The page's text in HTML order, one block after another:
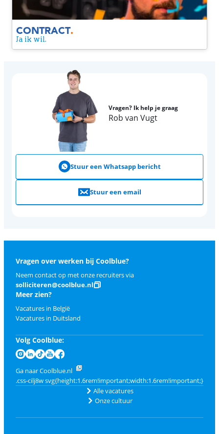
CONTRACT.
Ja ik wil.
Vragen? Ik help je graag
Rob van Vugt
Stuur een Whatsapp bericht
Stuur een email
Vragen over werken bij Coolblue?
Neem contact op met onze recruiters via
solliciteren@coolblue.nl
Meer zien?
Vacatures in België
Vacatures in Duitsland
Volg Coolblue:
Ga naar Coolblue.nl
Alle vacatures
Onze cultuur